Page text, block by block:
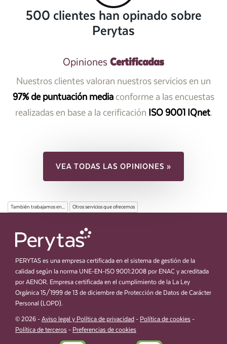
500 clientes han opinado sobre
Perytas
Opiniones Certificadas
Nuestros clientes valoran nuestros servicios en un
97% de puntuación mediaconforme a las encuestas
realizadas en base a la cerificación ISO 9001 IQnet.
VEA TODAS LAS OPINIONES »
También trabajamos en... Otros servicios que ofrecemos
PERYTAS es una empresa certificada en el sistema de gestión de la
calidad según la norma UNE-EN-ISO 9001:2008 por ENAC y acreditada
por AENOR. Empresa certificada en el cumplimiento de la La Ley
Orgánica 15/1999 de 13 de diciembre de Protección de Datos de Carácter
Personal (LOPD).
© 2026 - Aviso legal y Política de privacidad - Política de cookies -
Política de terceros - Preferencias de cookies